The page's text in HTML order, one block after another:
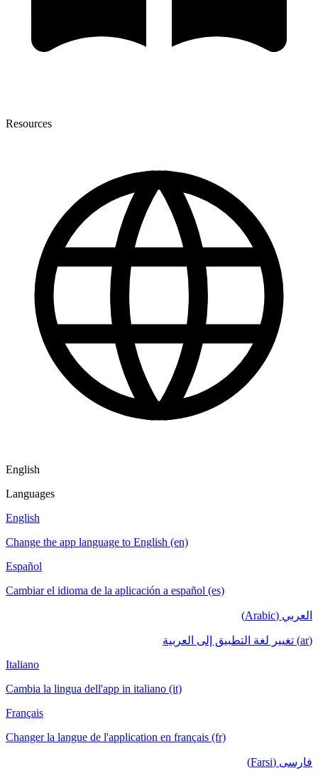
Resources
English
Languages
English
Change the app language to English (en)
Español
Cambiar el idioma de la aplicación a español (es)
العربي (Arabic)
(ar) تغيير لغة التطبيق إلى العربية
Italiano
Cambia la lingua dell'app in italiano (it)
Français
Changer la langue de l'application en français (fr)
فارسی (Farsi)